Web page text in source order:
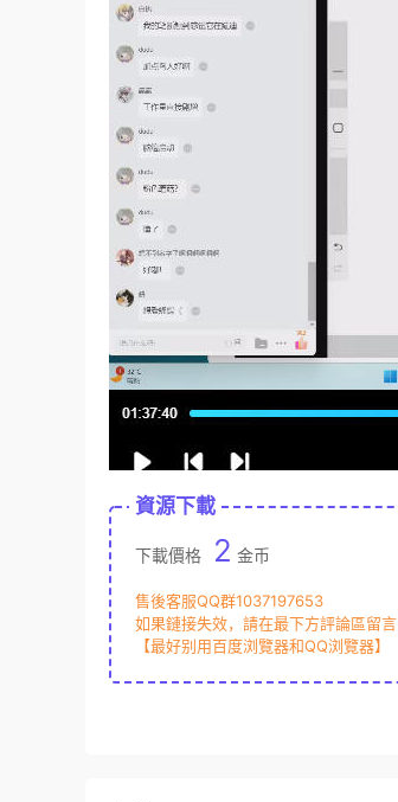
資源下載
下載價格 2 金币
售後客服QQ群1037197653
如果鏈接失效，請在最下方評論區留言
【最好别用百度浏覽器和QQ浏覽器】